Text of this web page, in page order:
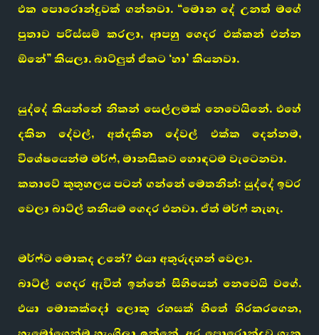
එක පොරොන්දුවක් ගන්නවා. “මොන දේ උනත් මගේ
පුතාව පරිස්සම් කරලා, ආපහු ගෙදර එක්කන් එන්න
ඕනේ” කියලා. බාට්ලුත් ඒකට ‘හා’ කියනවා.
යුද්දේ කියන්නේ නිකන් සෙල්ලමක් නෙවෙයිනේ. එහේ
දකින දේවල්, අත්දකින දේවල් එක්ක දෙන්නම,
විශේෂයෙන්ම මර්ෆ්, මානසිකව හොඳටම වැටෙනවා.
කතාවේ කුතුහලය පටන් ගන්නේ මෙතනින්: යුද්දේ ඉවර
වෙලා බාට්ල් තනියම ගෙදර එනවා. ඒත් මර්ෆ් නැහැ.
මර්ෆ්ට මොකද උනේ? එයා අතුරුදහන් වෙලා.
බාට්ල් ගෙදර ඇවිත් ඉන්නේ සිහියෙන් නෙවෙයි වගේ.
එයා මොකක්දෝ ලොකු රහසක් හිතේ හිරකරගෙන,